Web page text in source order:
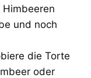
Himbeeren
und noch
die Torte
oder